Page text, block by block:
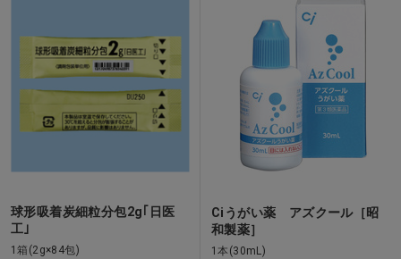
球形吸着炭細粒分包2g｢日医
工｣
1箱(2g×84包)
Ciうがい薬 アズクール［昭
和製薬］
1本(30mL)